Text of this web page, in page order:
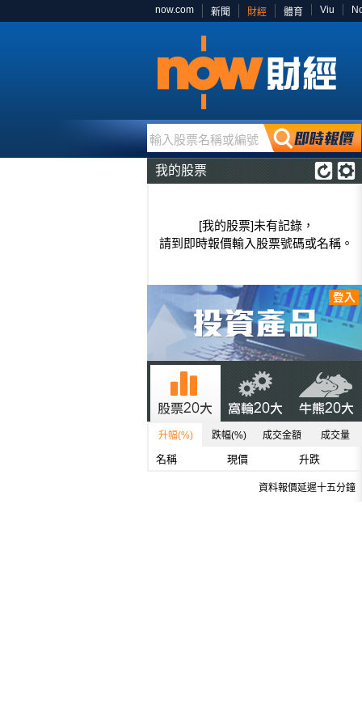
now.com 新聞 財經 體育 Viu
輸入股票名稱或編號
我的股票
[我的股票]未有記錄，
請到即時報價輸入股票號碼或名稱。
升幅(%) 跌幅(%) 成交金額 成交量
名稱 現價 升跌
資料報價延遲十五分鐘